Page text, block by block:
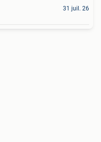
31 juil. 26